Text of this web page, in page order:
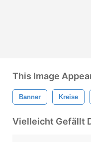
This Image
Banner Kreise
Vielleicht Gefällt